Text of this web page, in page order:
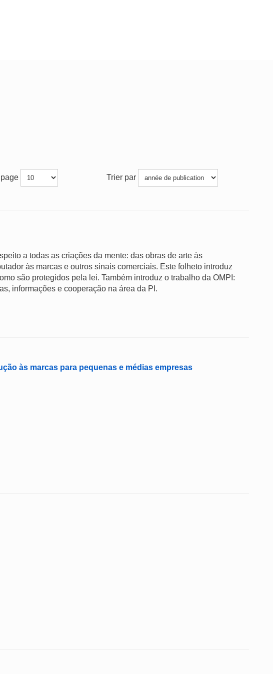
Trier par
a todas as criações da mente: das obras de arte às
às marcas e outros sinais comerciais. Este folheto introduz
são protegidos pela lei. Também introduz o trabalho da OMPI:
informações e cooperação na área da PI.
às marcas para pequenas e médias empresas